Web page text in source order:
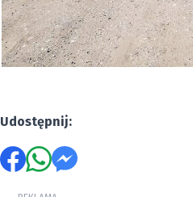
Udostępnij: